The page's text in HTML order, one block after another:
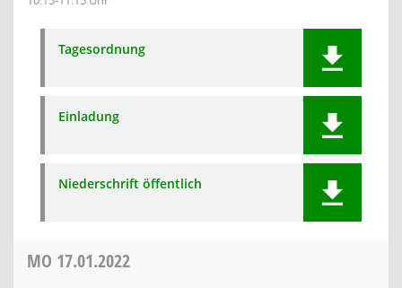
Tagesordnung
Einladung
Niederschrift öffentlich
MO 17.01.2022